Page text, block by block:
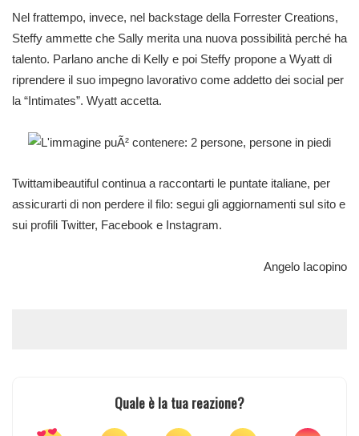
Nel frattempo, invece, nel backstage della Forrester Creations,
Steffy ammette che Sally merita una nuova possibilità perché ha
talento. Parlano anche di Kelly e poi Steffy propone a Wyatt di
riprendere il suo impegno lavorativo come addetto dei social per
la “Intimates”. Wyatt accetta.
Twittamibeautiful continua a raccontarti le puntate italiane, per
assicurarti di non perdere il filo: segui gli aggiornamenti sul sito e
sui profili Twitter, Facebook e Instagram.
Angelo Iacopino
Quale è la tua reazione?